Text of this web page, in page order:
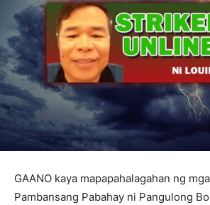
GAANO kaya mapapahalagahan ng
Pambansang Pabahay ni Pangulong